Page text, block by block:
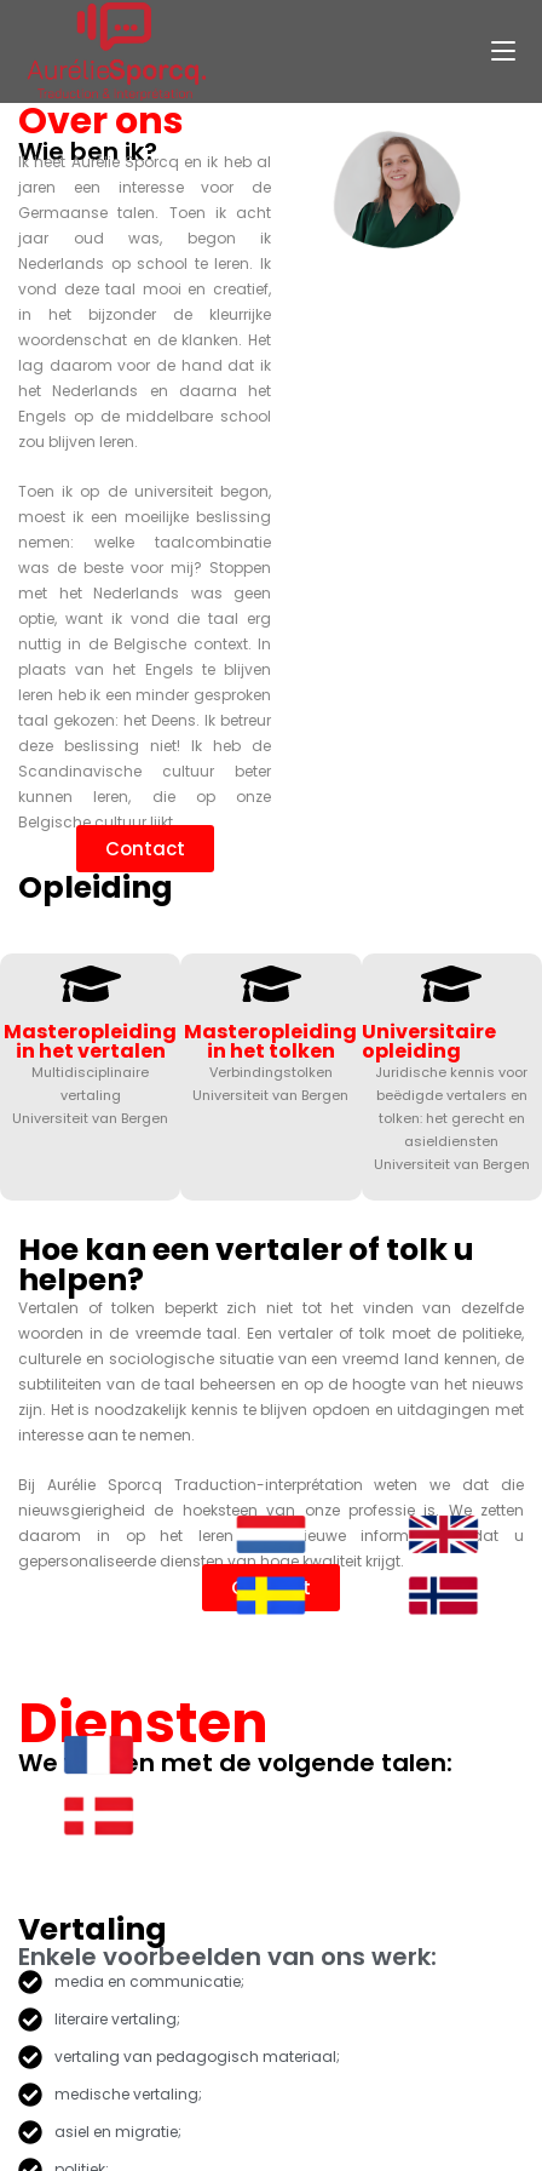
Over ons
Wie ben ik?
Ik heet Aurélie Sporcq en ik heb al
jaren een interesse voor de
Germaanse talen. Toen ik acht
jaar oud was, begon ik
Nederlands op school te leren. Ik
vond deze taal mooi en creatief,
in het bijzonder de kleurrijke
woordenschat en de klanken. Het
lag daarom voor de hand dat ik
het Nederlands en daarna het
Engels op de middelbare school
zou blijven leren.
Toen ik op de universiteit begon,
moest ik een moeilijke beslissing
nemen: welke taalcombinatie
was de beste voor mij? Stoppen
met het Nederlands was geen
optie, want ik vond die taal erg
nuttig in de Belgische context. In
plaats van het Engels te blijven
leren heb ik een minder gesproken
taal gekozen: het Deens. Ik betreur
deze beslissing niet! Ik heb de
Scandinavische cultuur beter
kunnen leren, die op onze
Belgische cultuur lijkt.
Contact
Opleiding
Masteropleiding
in het vertalen
Multidisciplinaire
vertaling
Universiteit van Bergen
Masteropleiding
in het tolken
Verbindingstolken
Universiteit van Bergen
Universitaire
opleiding
Juridische kennis voor
beëdigde vertalers en
tolken: het gerecht en
asieldiensten
Universiteit van Bergen
Hoe kan een vertaler of tolk u
helpen?
Vertalen of tolken beperkt zich niet tot het vinden van dezelfde
woorden in de vreemde taal. Een vertaler of tolk moet de politieke,
culturele en sociologische situatie van een vreemd land kennen, de
subtiliteiten van de taal beheersen en op de hoogte van het nieuws
zijn. Het is noodzakelijk kennis te blijven opdoen en uitdagingen met
interesse aan te nemen.
Bij Aurélie Sporcq Traduction-interprétation weten we dat die
nieuwsgierigheid de hoeksteen van onze professie is. We zetten
daarom in op het leren van nieuwe informatie, zodat u
gepersonaliseerde diensten van hoge kwaliteit krijgt.
Contact
Diensten
We werken met de volgende talen:
Vertaling
Enkele voorbeelden van ons werk:
media en communicatie;
literaire vertaling;
vertaling van pedagogisch materiaal;
medische vertaling;
asiel en migratie;